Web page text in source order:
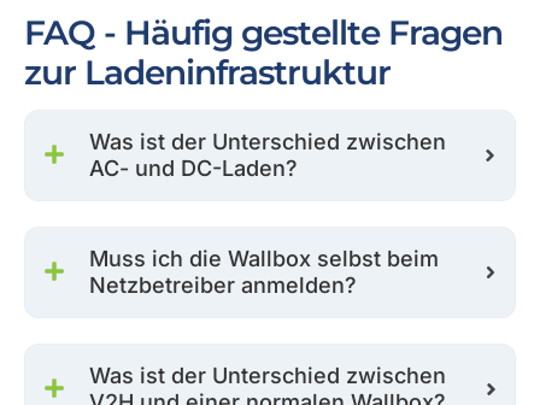
FAQ - Häufig gestellte Fragen
zur Ladeninfrastruktur
Was ist der Unterschied zwischen
AC- und DC-Laden?
Muss ich die Wallbox selbst beim
Netzbetreiber anmelden?
Was ist der Unterschied zwischen